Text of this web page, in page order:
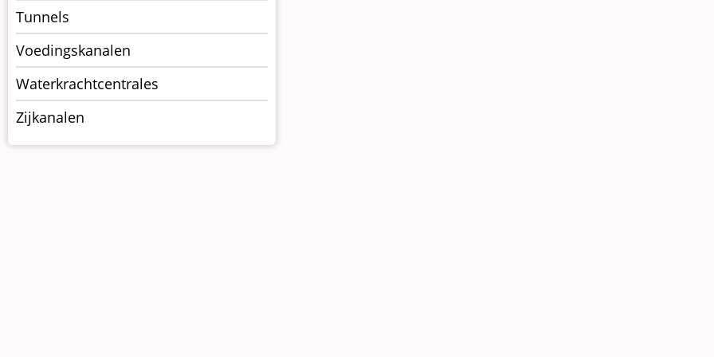
Tunnels
Voedingskanalen
Waterkrachtcentrales
Zijkanalen